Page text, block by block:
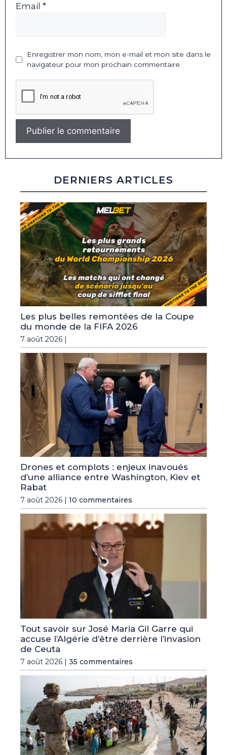
Email *
Enregistrer mon nom, mon e-mail et mon site dans le
navigateur pour mon prochain commentaire.
DERNIERS ARTICLES
Les plus belles remontées de la Coupe
du monde de la FIFA 2026
7 août 2026 |
Drones et complots : enjeux inavoués
d’une alliance entre Washington, Kiev et
Rabat
7 août 2026 | 10 commentaires
Tout savoir sur José Maria Gil Garre qui
accuse l’Algérie d’être derrière l’invasion
de Ceuta
7 août 2026 | 35 commentaires